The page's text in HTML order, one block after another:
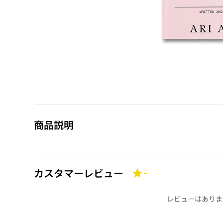
商品説明
カスタマーレビュー -
レビューはあり